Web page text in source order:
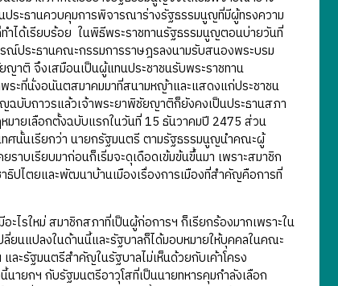
ระธานควบคุมการพิจารณาร่างรัฐธรรมนูญที่มีผู้ทรงความ
ำได้เรียบร้อย ในพิธีพระราชทานรัฐธรรมนูญตอนบ่ายวันที่
ณ์ประธานคณะกรรมการราษฎรลงนามรับสนองพระบรม
ญาติ จึงเสมือนเป็นผู้แทนประชาชนรับพระราชทาน
ะที่นั่งอนันตสมาคมมาที่สนามหญ้าและแสดงแก่ประชาชน
ฉบับถาวรแล้วเจ้าพระยาพิชัยญาติก็ยังคงเป็นประธานสภา
มายเลือกตั้งฉบับแรกในวันที่ 15 ธันวาคมปี 2475 ส่วน
ศนั้นเรียกว่า นายกรัฐมนตรี ตามรัฐธรรมนูญนำคณะผู้
าบเรียบมาก่อนก็เริ่มจะดุเดือดเข้มข้นขึ้นมา เพราะสมาชิก
ธิปไตยและพัฒนาบ้านเมืองเรื่องการเมืองที่สำคัญคือการที่
รใหม่ สมาชิกสภาที่เป็นผู้ก่อการฯ ก็เรียกร้องมากเพราะใน
นแปลงในด้านนี้และรัฐบาลก็ได้มอบหมายให้บุคคลในคณะ
ละรัฐมนตรีสำคัญในรัฐบาลไม่เห็นด้วยกับเค้าโครง
ายกฯ กับรัฐมนตรีอาวุโสที่เป็นนายทหารคุมกำลังเลือก